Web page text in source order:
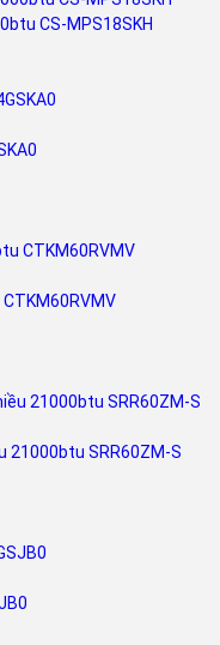
CS-MPS18SKH
21000btu SRR60ZM-S